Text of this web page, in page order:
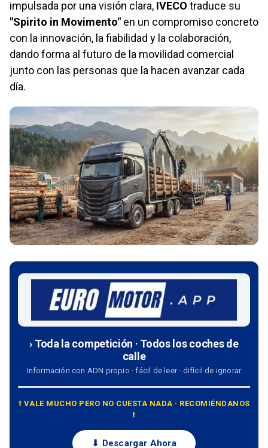
impulsada por una visión clara, IVECO traduce su
"Spirito in Movimento" en un compromiso concreto
con la innovación, la fiabilidad y la colaboración,
dando forma al futuro de la movilidad comercial
junto con las personas que la hacen avanzar cada
día.
› Toda la competición · Todos los coches de
calle
Información con ADN propio · fácil de leer · difícil de ignorar
⭡ VALE MUCHO PERO NO CUESTA NADA · RECOMIÉNDANOS
⭡
⬇ Descargar Ahora